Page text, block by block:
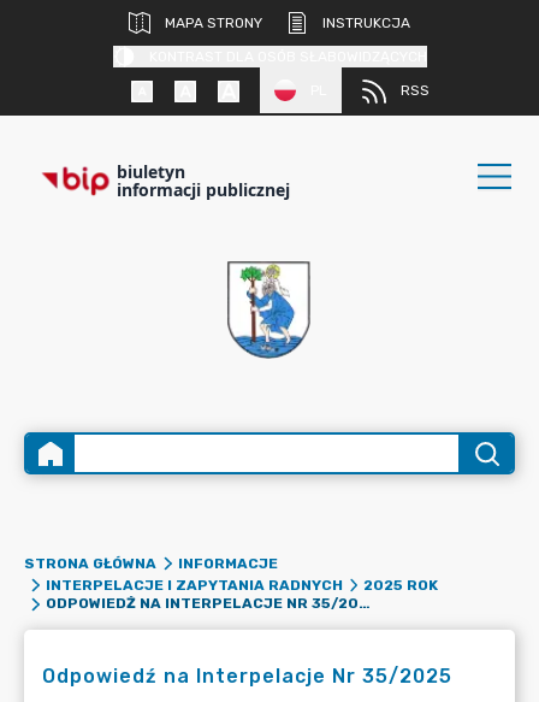
MAPA STRONY
INSTRUKCJA
RSS
biuletyn
informacji publicznej
STRONA GŁÓWNA
INFORMACJE
INTERPELACJE I ZAPYTANIA RADNYCH
2025 ROK
ODPOWIEDŹ NA INTERPELACJE NR 35/2025
Odpowiedź na Interpelacje Nr 35/2025